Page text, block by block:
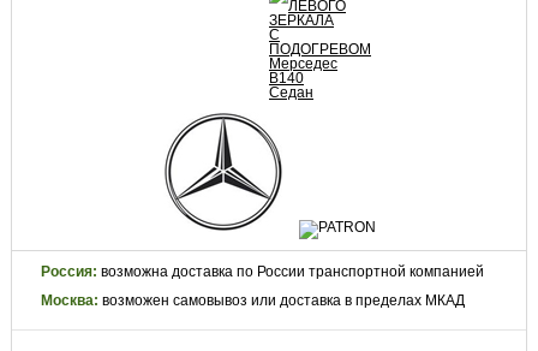
Россия: возможна доставка по России транспортной компанией
Москва: возможен самовывоз или доставка в пределах МКАД